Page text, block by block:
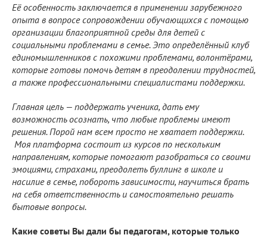
Её особенность заключается в применении зарубежного
опыта в вопросе сопровождении обучающихся с помощью
организации благоприятной среды для детей с
социальными проблемами в семье. Это определённый клуб
единомышленников с похожими проблемами, волонтёрами,
которые готовы помочь детям в преодолении трудностей,
а также профессиональными специалистами поддержки.
Главная цель — поддержать ученика, дать ему
возможность осознать, что любые проблемы имеют
решения. Порой нам всем просто не хватает поддержки.
Моя платформа состоит из курсов по нескольким
направлениям, которые помогают разобраться со своими
эмоциями, страхами, преодолеть буллинг в школе и
насилие в семье, побороть зависимости, научиться брать
на себя ответственность и самостоятельно решать
бытовые вопросы.
Какие советы Вы дали бы педагогам, которые только